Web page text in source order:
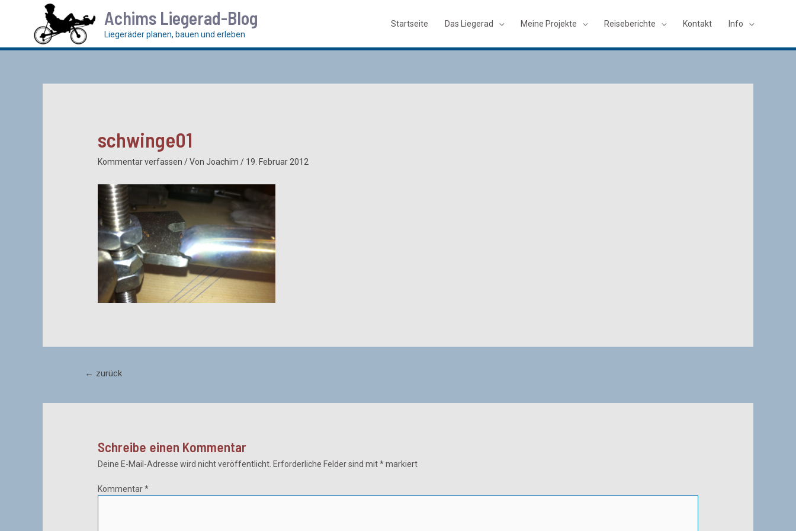
Achims Liegerad-Blog
Liegeräder planen, bauen und erleben
Startseite Das Liegerad Meine Projekte Reiseberichte Kontakt Info
schwinge01
Kommentar verfassen / VonJoachim/ 19. Februar 2012
Beitragsnavigation
← zurück
Schreibe einen Kommentar
Deine E-Mail-Adresse wird nicht veröffentlicht. Erforderliche Felder sind mit*markiert
Kommentar*